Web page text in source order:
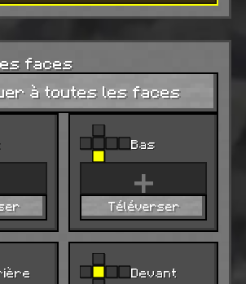
faces
à toutes les faces
Bas
+
Téléverser
Devant